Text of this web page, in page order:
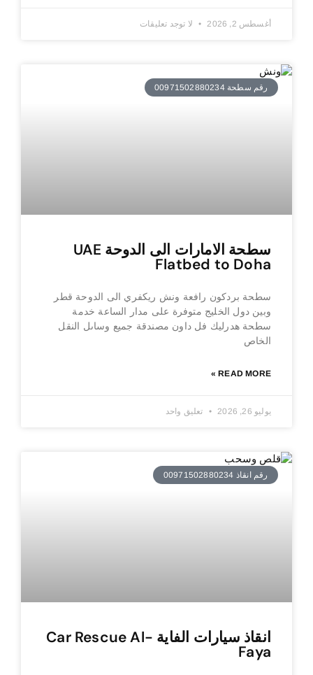
أغسطس 2, 2026 لا توجد تعليقات
رقم سطحة 00971502880234
سطحة الامارات الى الدوحة UAE
Flatbed to Doha
سطحة بردكون رافعة ونش ريكفري الى الدوحة قطر
وبين دول الخليج متوفرة على مدار الساعة خدمة
سطحة هدرليك فل داون مصندقة جميع وساىل النقل
الخاص
READ MORE »
يوليو 26, 2026 تعليق واحد
رقم انقاذ 00971502880234
انقاذ سيارات الفاية Car Rescue Al-
Faya